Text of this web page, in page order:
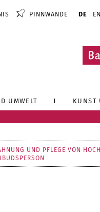
PINNWÄNDE DE EN
UMWELT KUNST
UND PFLEGE VON